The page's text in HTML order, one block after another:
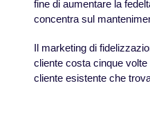
fine di aumentare la
concentra sul
Il marketing di
cliente costa cinque
cliente esistente che